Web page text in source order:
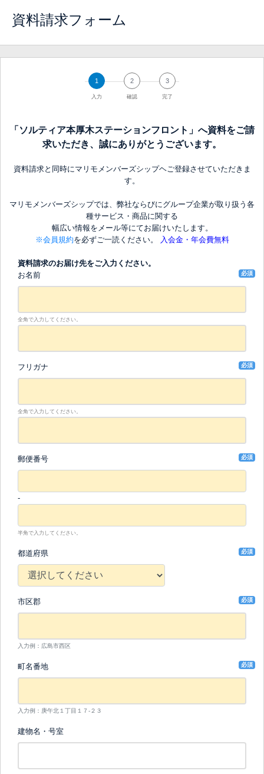
資料請求フォーム
1
入力
2
確認
3
完了
「ソルティア本厚木ステーションフロント」へ資料をご請
求いただき、誠にありがとうございます。
資料請求と同時にマリモメンバーズシップヘご登録させていただきま
す。
マリモメンバーズシップでは、弊社ならびにグループ企業が取り扱う各
種サービス・商品に関する
幅広い情報をメール等にてお届けいたします。
※会員規約を必ずご一読ください。 入会金・年会費無料
資料請求のお届け先をご入力ください。
お名前
必須
全角で入力してください。
フリガナ 必須
全角で入力してください。
郵便番号 必須
-
半角で入力してください。
都道府県 必須
市区郡 必須
入力例：広島市西区
町名番地 必須
入力例：庚午北１丁目１７-２３
建物名・号室